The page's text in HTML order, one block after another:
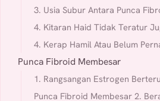
3. Usia Subur Antara Punca
4. Kitaran Haid Tidak Teratur
4. Kerap Hamil Atau Belum
Punca Fibroid Membesar
1. Rangsangan Estrogen
Punca Fibroid Membesar 2.